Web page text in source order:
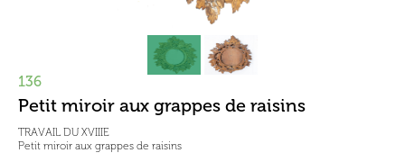
136
Petit miroir aux grappes de raisins
TRAVAIL DU XVIIIE
Petit miroir aux grappes de raisins